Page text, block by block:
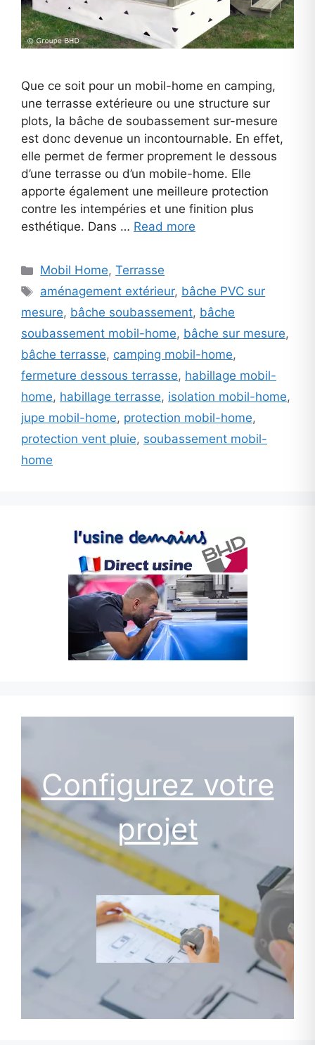
Que ce soit pour un mobil-home en camping,
une terrasse extérieure ou une structure sur
plots, la bâche de soubassement sur-mesure
est donc devenue un incontournable. En effet,
elle permet de fermer proprement le dessous
d’une terrasse ou d’un mobile-home. Elle
apporte également une meilleure protection
contre les intempéries et une finition plus
esthétique. Dans … Read more
Categories
Mobil Home,Terrasse
Tags
aménagement extérieur, bâche PVC sur
mesure, bâche soubassement, bâche
soubassement mobil-home, bâche sur mesure,
bâche terrasse, camping mobil-home,
fermeture dessous terrasse, habillage mobil-
home, habillage terrasse, isolation mobil-home,
jupe mobil-home, protection mobil-home,
protection vent pluie, soubassement mobil-
home
Configurez votre
projet